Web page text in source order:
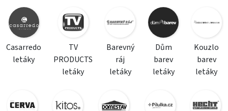
Casarredo
letáky
TV
PRODUCTS
letáky
Barevný
ráj
letáky
Dům
barev
letáky
Kouzlo
barev
letáky